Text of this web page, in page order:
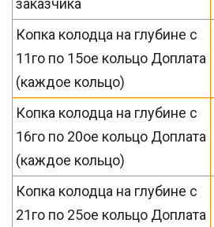
заказчика
Копка колодца на глубине с
11го по 15ое кольцо Доплата
(каждое кольцо)
Копка колодца на глубине с
16го по 20ое кольцо Доплата
(каждое кольцо)
Копка колодца на глубине с
21го по 25ое кольцо Доплата